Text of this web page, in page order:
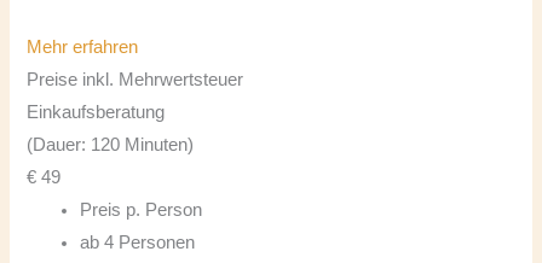
Mehr erfahren
Preise inkl. Mehrwertsteuer
Einkaufsberatung
(Dauer: 120 Minuten)
€ 49
Preis p. Person
ab 4 Personen